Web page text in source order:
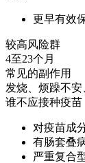
更早有效
较高风险群
4至23个月
常见的副作用
发烧、烦躁不
谁不应接种疫苗
对疫苗成
有肠套叠
严重复合